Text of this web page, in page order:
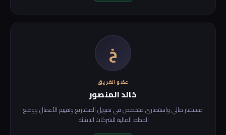
خ
عضو الفريق
خالد المنصور
مستشار مالي واستثماري متخصص في تمويل المشاريع وتقييم الأعمال ووضع
الخطط المالية للشركات الناشئة.